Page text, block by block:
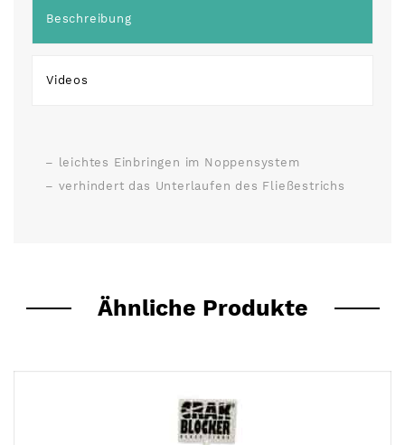
Beschreibung
Videos
– leichtes Einbringen im Noppensystem
– verhindert das Unterlaufen des Fließestrichs
Ähnliche Produkte